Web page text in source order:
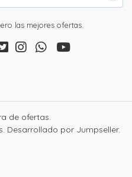
las mejores ofertas.
de ofertas.
Desarrollado por Jumpseller.